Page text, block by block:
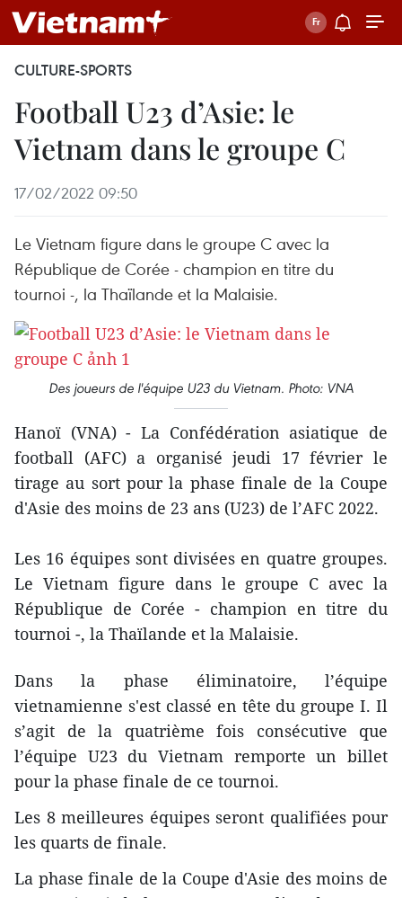
CULTURE-SPORTS
Football U23 d’Asie: le
Vietnam dans le groupe C
17/02/2022 09:50
Le Vietnam figure dans le groupe C avec la
République de Corée - champion en titre du
tournoi -, la Thaïlande et la Malaisie.
Des joueurs de l'équipe U23 du Vietnam. Photo: VNA
Hanoï (VNA) - La Confédération asiatique de
football (AFC) a organisé jeudi 17 février le
tirage au sort pour la phase finale de la Coupe
d'Asie des moins de 23 ans (U23) de l’AFC 2022.
Les 16 équipes sont divisées en quatre groupes.
Le Vietnam figure dans le groupe C avec la
République de Corée - champion en titre du
tournoi -, la Thaïlande et la Malaisie.
Dans la phase éliminatoire, l’équipe
vietnamienne s'est classé en tête du groupe I. Il
s’agit de la quatrième fois consécutive que
l’équipe U23 du Vietnam remporte un billet
pour la phase finale de ce tournoi.
Les 8 meilleures équipes seront qualifiées pour
les quarts de finale.
La phase finale de la Coupe d'Asie des moins de